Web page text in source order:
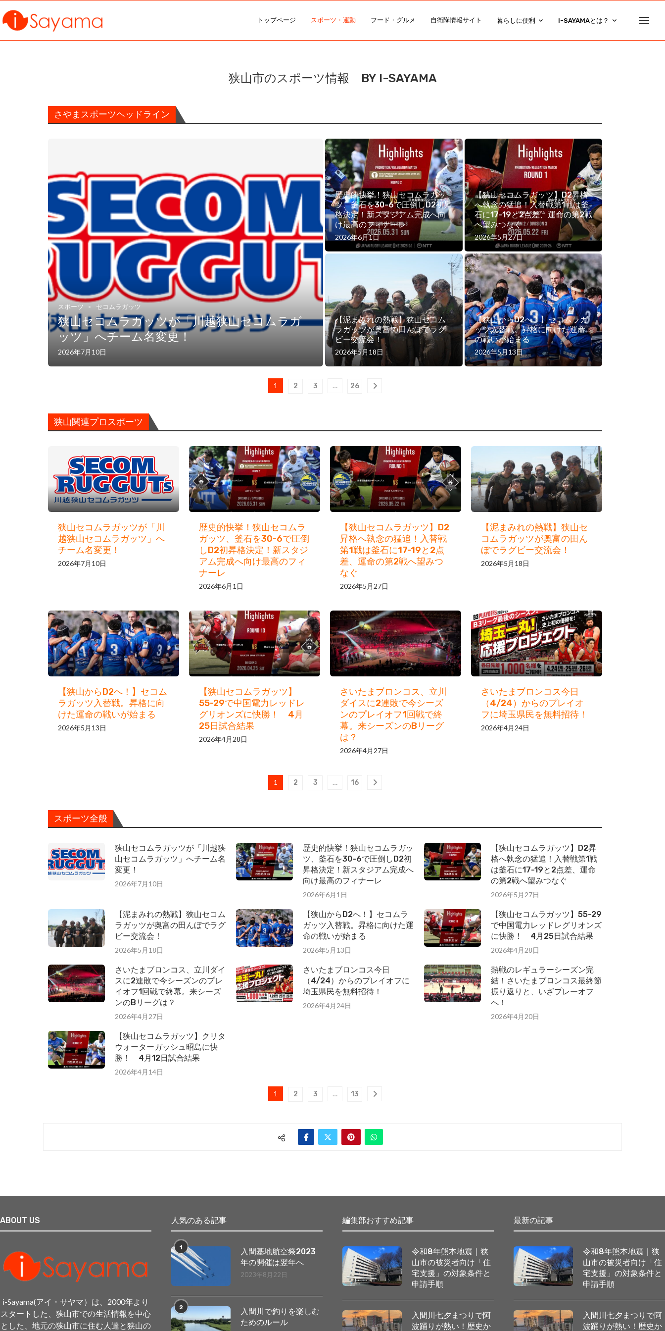
トップページ スポーツ・運動 フード・グルメ 自衛隊情報サイト 暮らしに便利 I-SAYAMAとは？
狭山市のスポーツ情報 BY I-SAYAMA
さやまスポーツヘッドライン
スポーツ セコムラガッツ
狭山セコムラガッツが「川越狭山セコムラガ
ッツ」へチーム名変更！
2026年7月10日
歴史的快挙！狭山セコムラガッ
ツ、釜石を30-6で圧倒しD2初昇
格決定！新スタジアム完成へ向
け最高のフィナーレ
2026年6月1日
【狭山セコムラガッツ】D2昇格
へ執念の猛追！入替戦第1戦は釜
石に17-19と2点差、運命の第2戦
へ望みつなぐ
2026年5月27日
【泥まみれの熱戦】狭山セコム
ラガッツが奥富の田んぼでラグ
ビー交流会！
2026年5月18日
【狭山からD2へ！】セコムラガ
ッツ入替戦。昇格に向けた運命
の戦いが始まる
2026年5月13日
1 2 3 … 26
狭山関連プロスポーツ
狭山セコムラガッツが「川
越狭山セコムラガッツ」へ
チーム名変更！
2026年7月10日
歴史的快挙！狭山セコムラ
ガッツ、釜石を30-6で圧倒
しD2初昇格決定！新スタジ
アム完成へ向け最高のフィ
ナーレ
2026年6月1日
【狭山セコムラガッツ】D2
昇格へ執念の猛追！入替戦
第1戦は釜石に17-19と2点
差、運命の第2戦へ望みつ
なぐ
2026年5月27日
【泥まみれの熱戦】狭山セ
コムラガッツが奥富の田ん
ぼでラグビー交流会！
2026年5月18日
【狭山からD2へ！】セコム
ラガッツ入替戦。昇格に向
けた運命の戦いが始まる
2026年5月13日
【狭山セコムラガッツ】
55-29で中国電力レッドレ
グリオンズに快勝！ 4月
25日試合結果
2026年4月28日
さいたまブロンコス、立川
ダイスに2連敗で今シーズ
ンのプレイオフ1回戦で終
幕。来シーズンのBリーグ
は？
2026年4月27日
さいたまブロンコス今日
（4/24）からのプレイオ
フに埼玉県民を無料招待！
2026年4月24日
1 2 3 … 16
スポーツ全般
狭山セコムラガッツが「川越狭
山セコムラガッツ」へチーム名
変更！
2026年7月10日
歴史的快挙！狭山セコムラガッ
ツ、釜石を30-6で圧倒しD2初
昇格決定！新スタジアム完成へ
向け最高のフィナーレ
2026年6月1日
【狭山セコムラガッツ】D2昇
格へ執念の猛追！入替戦第1戦
は釜石に17-19と2点差、運命
の第2戦へ望みつなぐ
2026年5月27日
【泥まみれの熱戦】狭山セコム
ラガッツが奥富の田んぼでラグ
ビー交流会！
2026年5月18日
【狭山からD2へ！】セコムラ
ガッツ入替戦。昇格に向けた運
命の戦いが始まる
2026年5月13日
【狭山セコムラガッツ】55-29
で中国電力レッドレグリオンズ
に快勝！ 4月25日試合結果
2026年4月28日
さいたまブロンコス、立川ダイ
スに2連敗で今シーズンのプレ
イオフ1回戦で終幕。来シーズ
ンのBリーグは？
2026年4月27日
さいたまブロンコス今日
（4/24）からのプレイオフに
埼玉県民を無料招待！
2026年4月24日
熱戦のレギュラーシーズン完
結！さいたまブロンコス最終節
振り返りと、いざプレーオフ
へ！
2026年4月20日
【狭山セコムラガッツ】クリタ
ウォーターガッシュ昭島に快
勝！ 4月12日試合結果
2026年4月14日
1 2 3 … 13
ABOUT US
i-Sayama(アイ・サヤマ）は、2000年より
スタートした、狭山市での生活情報を中心
とした、地元の狭山市に住む人達と狭山の
人気のある記事
1
入間基地航空祭2023
年の開催は翌年へ
2023年8月22日
2
入間川で釣りを楽しむ
ためのルール
編集部おすすめ記事
令和8年熊本地震｜狭
山市の被災者向け「住
宅支援」の対象条件と
申請手順
入間川七夕まつりで阿
波踊りが熱い！歴史か
最新の記事
令和8年熊本地震｜狭
山市の被災者向け「住
宅支援」の対象条件と
申請手順
入間川七夕まつりで阿
波踊りが熱い！歴史か